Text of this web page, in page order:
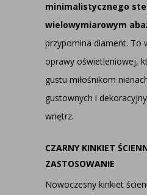
minimalistycznego
wielowymiarowym
przypomina diament. To
oprawy oświetleniowej,
gustu miłośnikom
gustownych i
wnętrz.
CZARNY KINKIET
ZASTOSOWANIE
Nowoczesny kinkiet